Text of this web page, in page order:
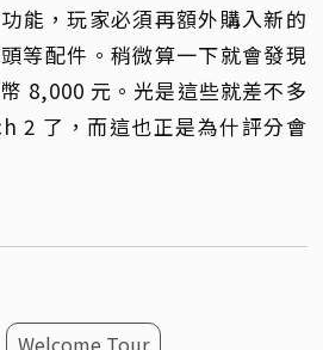
能，玩家必須再額外購入新的
等配件。稍微算一下就會發現
8,000 元。光是這些就差不多
2 了，而這也正是為什評分會
Welcome Tour